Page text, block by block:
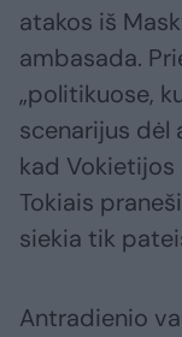
atakos iš
ambasada.
„politikuose,
scenarijus dėl
kad Vokietijos
Tokiais
siekia tik
Antradienio